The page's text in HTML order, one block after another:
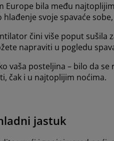
Europe bila među
svoje spavaće
čini više poput
napraviti u pogledu
vaša posteljina – bilo da
čak i u najtoplijim noćima.
jastuk